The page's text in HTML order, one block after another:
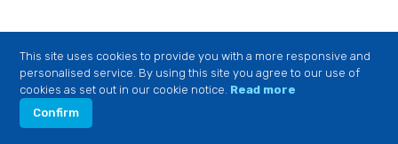
This site uses cookies to provide you with a more responsive and
personalised service. By using this site you agree to our use of
cookies as set out in our cookie notice. Read more
Confirm